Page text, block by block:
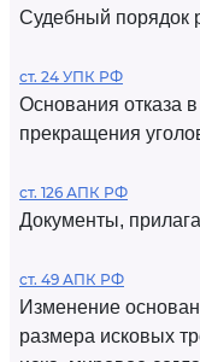
Судебный порядок
ст. 24 УПК РФ
Основания отказа
прекращения
ст. 126 АПК РФ
Документы,
ст. 49 АПК РФ
Изменение
размера исковых